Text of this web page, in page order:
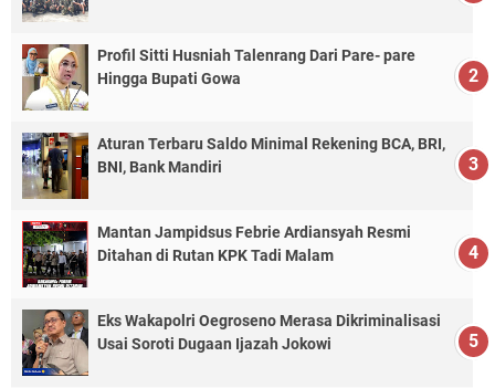
Profil Sitti Husniah Talenrang Dari Pare- pare
Hingga Bupati Gowa
Aturan Terbaru Saldo Minimal Rekening BCA, BRI,
BNI, Bank Mandiri
Mantan Jampidsus Febrie Ardiansyah Resmi
Ditahan di Rutan KPK Tadi Malam
Eks Wakapolri Oegroseno Merasa Dikriminalisasi
Usai Soroti Dugaan Ijazah Jokowi